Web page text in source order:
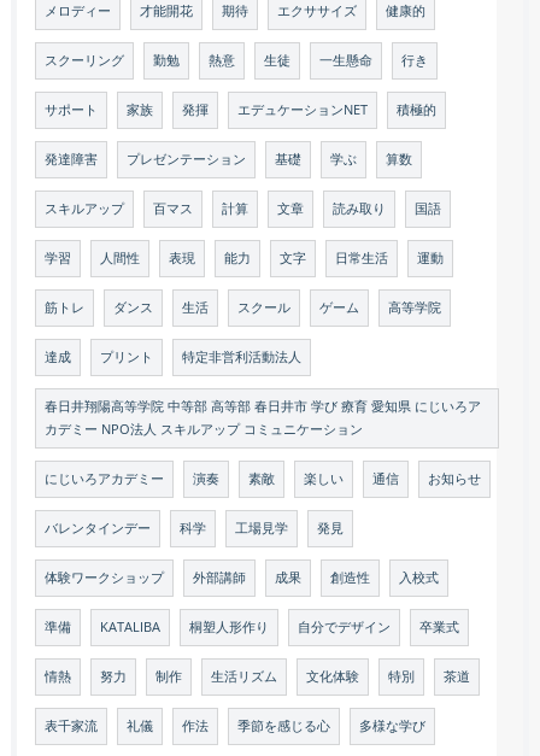
メロディー 才能開花 期待 エクササイズ 健康的
スクーリング 勤勉 熱意 生徒 一生懸命 行き
サポート 家族 発揮 エデュケーションNET 積極的
発達障害 プレゼンテーション 基礎 学ぶ 算数
スキルアップ 百マス 計算 文章 読み取り 国語
学習 人間性 表現 能力 文字 日常生活 運動
筋トレ ダンス 生活 スクール ゲーム 高等学院
達成 プリント 特定非営利活動法人
春日井翔陽高等学院 中等部 高等部 春日井市 学び 療育 愛知県 にじいろア
カデミー NPO法人 スキルアップ コミュニケーション
にじいろアカデミー 演奏 素敵 楽しい 通信 お知らせ
バレンタインデー 科学 工場見学 発見
体験ワークショップ 外部講師 成果 創造性 入校式
準備 KATALIBA 桐塑人形作り 自分でデザイン 卒業式
情熱 努力 制作 生活リズム 文化体験 特別 茶道
表千家流 礼儀 作法 季節を感じる心 多様な学び